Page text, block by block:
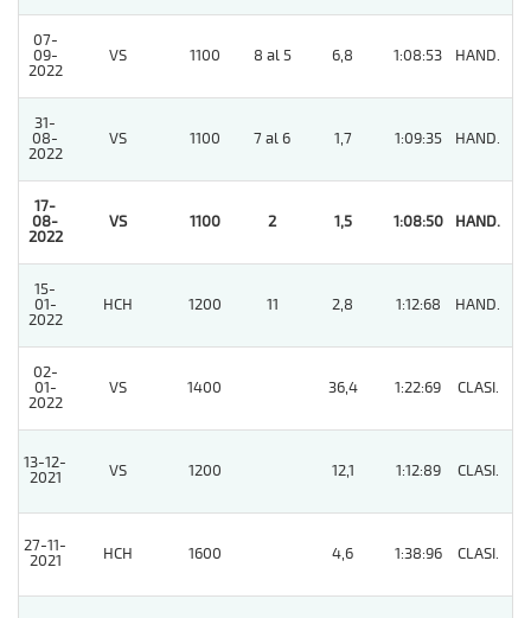
07-
09-
2022
VS 1100 8 al 5 6,8 1:08:53 HAND.
31-
08-
2022
VS 1100 7 al 6 1,7 1:09:35 HAND.
17-
08-
2022
VS 1100 2 1,5 1:08:50 HAND.
15-
01-
2022
HCH 1200 11 2,8 1:12:68 HAND.
02-
01-
2022
VS 1400 36,4 1:22:69 CLASI.
13-12-
2021
VS 1200 12,1 1:12:89 CLASI.
27-11-
2021
HCH 1600 4,6 1:38:96 CLASI.